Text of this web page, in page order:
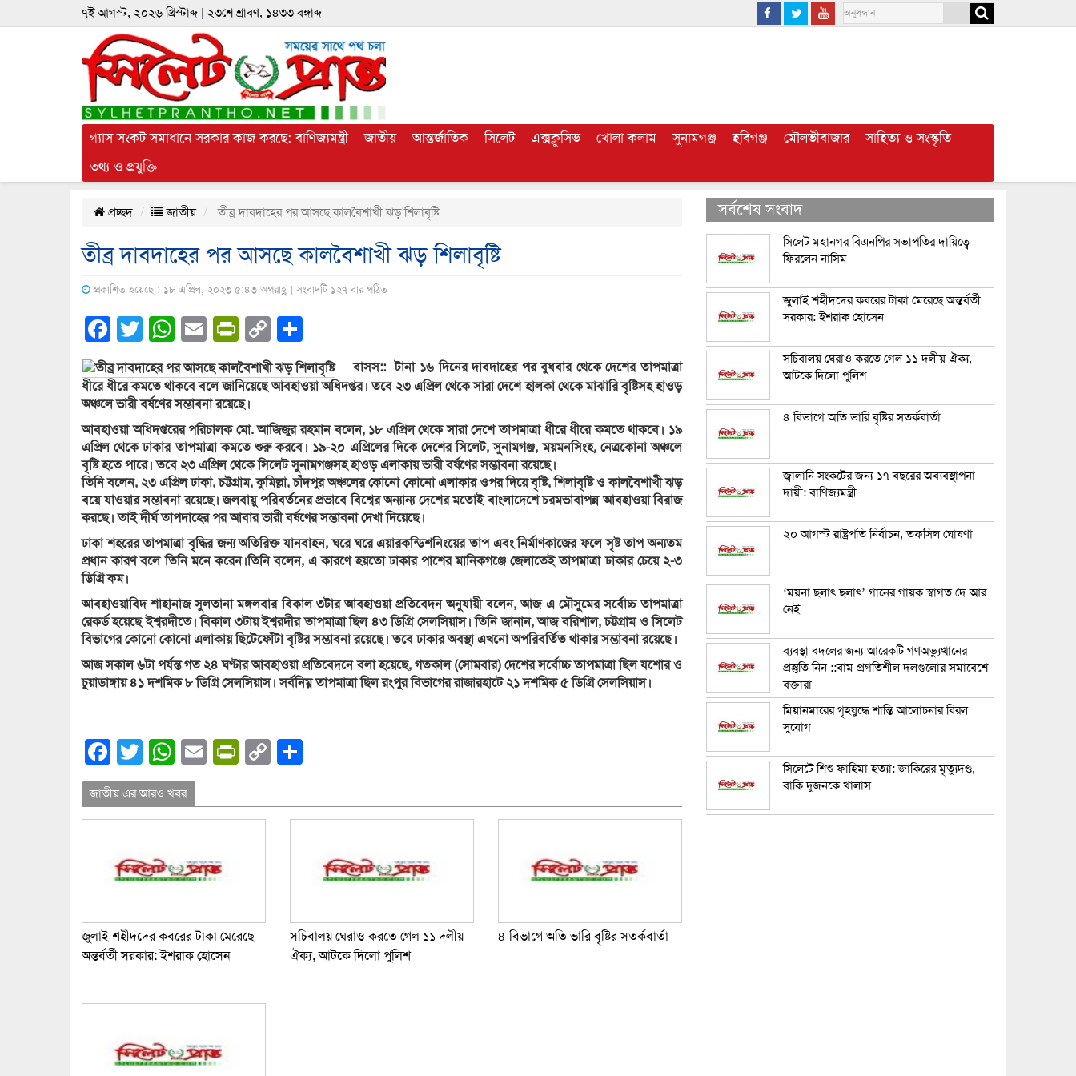
৭ই আগস্ট, ২০২৬ খ্রিস্টাব্দ | ২৩শে শ্রাবণ, ১৪৩৩ বঙ্গাব্দ
গ্যাস সংকট সমাধানে সরকার কাজ করছে: বাণিজ্যমন্ত্রী জাতীয় আন্তর্জাতিক সিলেট এক্সক্লুসিভ খোলা কলাম সুনামগঞ্জ হবিগঞ্জ মৌলভীবাজার
সাহিত্য ও সংস্কৃতি
তথ্য ও প্রযুক্তি
প্রচ্ছদ জাতীয় তীব্র দাবদাহের পর আসছে কালবৈশাখী ঝড় শিলাবৃষ্টি
তীব্র দাবদাহের পর আসছে কালবৈশাখী ঝড় শিলাবৃষ্টি
প্রকাশিত হয়েছে : ১৮ এপ্রিল, ২০২৩ ৫:৪৩ অপরাহ্ণ | সংবাদটি ১২৭ বার পঠিত
Facebook
Twitter
WhatsApp
EmailPrintFriendly
Copy
Link
বাসস:: টানা ১৬ দিনের দাবদাহের পর বুধবার থেকে দেশের তাপমাত্রা
ধীরে ধীরে কমতে থাকবে বলে জানিয়েছে আবহাওয়া অধিদপ্তর। তবে ২৩ এপ্রিল থেকে সারা দেশে হালকা থেকে মাঝারি বৃষ্টিসহ হাওড়
অঞ্চলে ভারী বর্ষণের সম্ভাবনা রয়েছে।
আবহাওয়া অধিদপ্তরের পরিচালক মো. আজিজুর রহমান বলেন, ১৮ এপ্রিল থেকে সারা দেশে তাপমাত্রা ধীরে ধীরে কমতে থাকবে। ১৯
এপ্রিল থেকে ঢাকার তাপমাত্রা কমতে শুরু করবে। ১৯-২০ এপ্রিলের দিকে দেশের সিলেট, সুনামগঞ্জ, ময়মনসিংহ, নেত্রকোনা অঞ্চলে
বৃষ্টি হতে পারে। তবে ২৩ এপ্রিল থেকে সিলেট সুনামগঞ্জসহ হাওড় এলাকায় ভারী বর্ষণের সম্ভাবনা রয়েছে।
তিনি বলেন, ২৩ এপ্রিল ঢাকা, চট্টগ্রাম, কুমিল্লা, চাঁদপুর অঞ্চলের কোনো কোনো এলাকার ওপর দিয়ে বৃষ্টি, শিলাবৃষ্টি ও কালবৈশাখী ঝড়
বয়ে যাওয়ার সম্ভাবনা রয়েছে। জলবায়ু পরিবর্তনের প্রভাবে বিশ্বের অন্যান্য দেশের মতোই বাংলাদেশে চরমভাবাপন্ন আবহাওয়া বিরাজ
করছে। তাই দীর্ঘ তাপদাহের পর আবার ভারী বর্ষণের সম্ভাবনা দেখা দিয়েছে।
ঢাকা শহরের তাপমাত্রা বৃদ্ধির জন্য অতিরিক্ত যানবাহন, ঘরে ঘরে এয়ারকন্ডিশনিংয়ের তাপ এবং নির্মাণকাজের ফলে সৃষ্ট তাপ অন্যতম
প্রধান কারণ বলে তিনি মনে করেন।তিনি বলেন, এ কারণে হয়তো ঢাকার পাশের মানিকগঞ্জে জেলাতেই তাপমাত্রা ঢাকার চেয়ে ২-৩
ডিগ্রি কম।
আবহাওয়াবিদ শাহানাজ সুলতানা মঙ্গলবার বিকাল ৩টার আবহাওয়া প্রতিবেদন অনুযায়ী বলেন, আজ এ মৌসুমের সর্বোচ্চ তাপমাত্রা
রেকর্ড হয়েছে ইশ্বরদীতে। বিকাল ৩টায় ইশ্বরদীর তাপমাত্রা ছিল ৪৩ ডিগ্রি সেলসিয়াস। তিনি জানান, আজ বরিশাল, চট্টগ্রাম ও সিলেট
বিভাগের কোনো কোনো এলাকায় ছিটেফোঁটা বৃষ্টির সম্ভাবনা রয়েছে। তবে ঢাকার অবস্থা এখনো অপরিবর্তিত থাকার সম্ভাবনা রয়েছে।
আজ সকাল ৬টা পর্যন্ত গত ২৪ ঘণ্টার আবহাওয়া প্রতিবেদনে বলা হয়েছে, গতকাল (সোমবার) দেশের সর্বোচ্চ তাপমাত্রা ছিল যশোর ও
চুয়াডাঙ্গায় ৪১ দশমিক ৮ ডিগ্রি সেলসিয়াস। সর্বনিম্ন তাপমাত্রা ছিল রংপুর বিভাগের রাজারহাটে ২১ দশমিক ৫ ডিগ্রি সেলসিয়াস।
Facebook
Twitter
WhatsApp
EmailPrintFriendly
Copy
জাতীয় এর আরও খবর
জুলাই শহীদদের কবরের টাকা মেরেছে
অন্তর্বর্তী সরকার: ইশরাক হোসেন
সচিবালয় ঘেরাও করতে গেল ১১ দলীয়
ঐক্য, আটকে দিলো পুলিশ
৪ বিভাগে অতি ভারি বৃষ্টির সতর্কবার্তা
সর্বশেষ সংবাদ
সিলেট মহানগর বিএনপির সভাপতির দায়িত্বে
ফিরলেন নাসিম
জুলাই শহীদদের কবরের টাকা মেরেছে অন্তর্বর্তী
সরকার: ইশরাক হোসেন
সচিবালয় ঘেরাও করতে গেল ১১ দলীয় ঐক্য,
আটকে দিলো পুলিশ
৪ বিভাগে অতি ভারি বৃষ্টির সতর্কবার্তা
জ্বালানি সংকটের জন্য ১৭ বছরের অব্যবস্থাপনা
দায়ী: বাণিজ্যমন্ত্রী
২০ আগস্ট রাষ্ট্রপতি নির্বাচন, তফসিল ঘোষণা
‘ময়না ছলাৎ ছলাৎ’ গানের গায়ক স্বাগত দে আর
নেই
ব্যবস্থা বদলের জন্য আরেকটি গণঅভ্যুত্থানের
প্রস্তুতি নিন ::বাম প্রগতিশীল দলগুলোর সমাবেশে
বক্তারা
মিয়ানমারের গৃহযুদ্ধে শান্তি আলোচনার বিরল
সুযোগ
সিলেটে শিশু ফাহিমা হত্যা: জাকিরের মৃত্যুদণ্ড,
বাকি দুজনকে খালাস